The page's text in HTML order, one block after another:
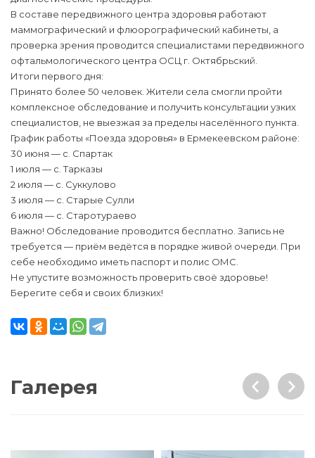
В составе передвижного центра здоровья работают
маммографический и флюорографический кабинеты, а
проверка зрения проводится специалистами передвижного
офтальмологического центра ОСЦ г. Октябрьский.
Итоги первого дня:
Принято более 50 человек. Жители села смогли пройти
комплексное обследование и получить консультации узких
специалистов, не выезжая за пределы населённого пункта.
График работы «Поезда здоровья» в Ермекеевском районе:
30 июня — с. Спартак
1 июля — с. Тарказы
2 июля — с. Суккулово
3 июля — с. Старые Сулли
6 июля — с. Старотураево
Важно! Обследование проводится бесплатно. Запись не
требуется — приём ведётся в порядке живой очереди. При
себе необходимо иметь паспорт и полис ОМС.
Не упустите возможность проверить своё здоровье!
Берегите себя и своих близких!
Галерея